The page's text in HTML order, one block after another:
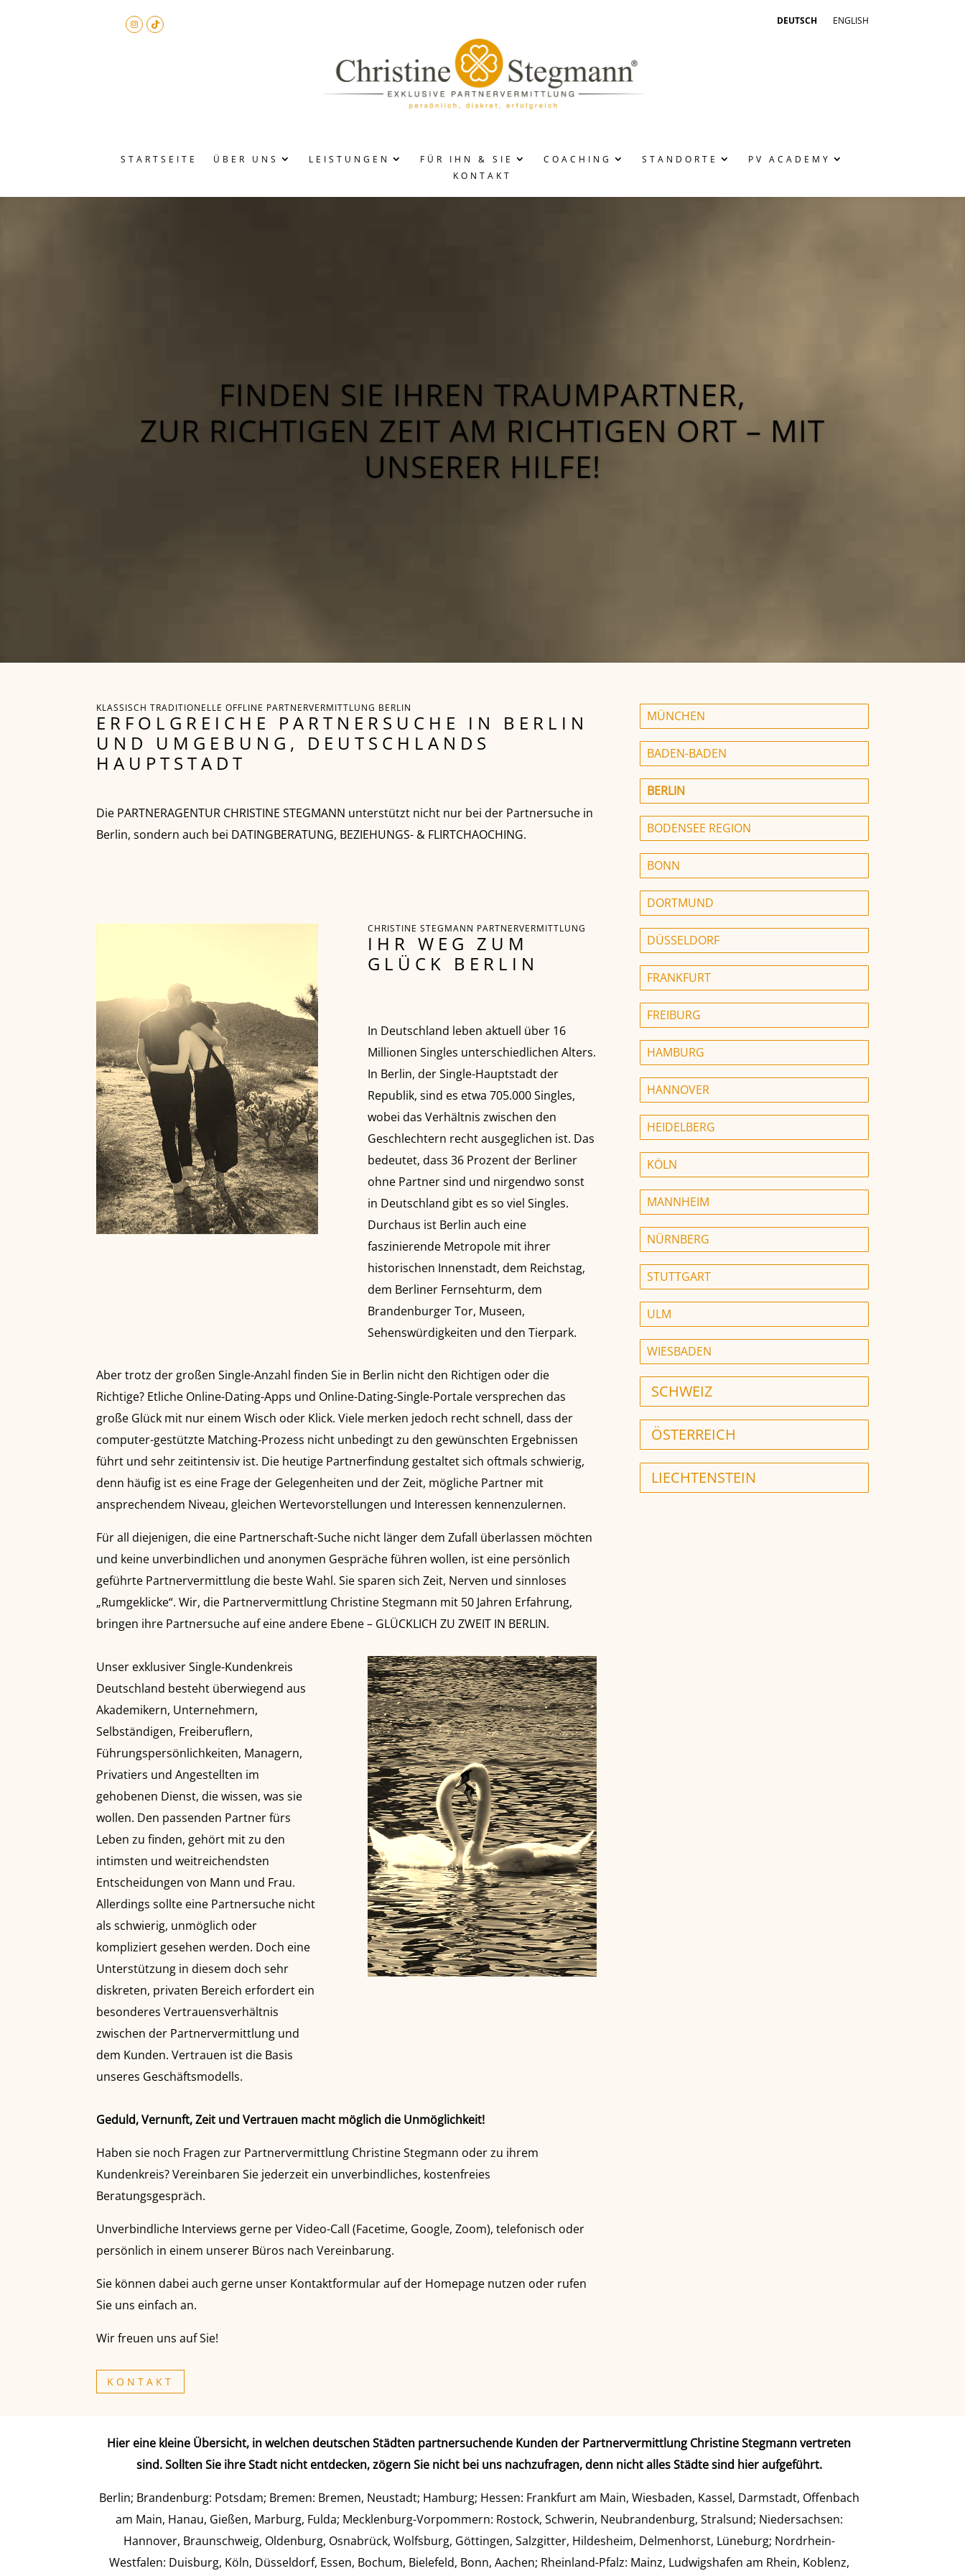
ENGLISH
DEUTSCH
STARTSEITE ÜBER UNS LEISTUNGEN FÜR IHN & SIE COACHING STANDORTE
PV ACADEMY
KONTAKT
FINDEN SIE IHREN TRAUMPARTNER,
ZUR RICHTIGEN ZEIT AM RICHTIGEN ORT – MIT
UNSERER HILFE!
KLASSISCH TRADITIONELLE OFFLINE PARTNERVERMITTLUNG BERLIN
ERFOLGREICHE PARTNERSUCHE IN BERLIN
UND UMGEBUNG, DEUTSCHLANDS
HAUPTSTADT
Die PARTNERAGENTUR CHRISTINE STEGMANN unterstützt nicht nur bei der Partnersuche in
Berlin, sondern auch bei DATINGBERATUNG, BEZIEHUNGS- & FLIRTCHAOCHING.
CHRISTINE STEGMANN PARTNERVERMITTLUNG
IHR WEG ZUM
GLÜCK BERLIN
In Deutschland leben aktuell über 16
Millionen Singles unterschiedlichen Alters.
In Berlin, der Single-Hauptstadt der
Republik, sind es etwa 705.000 Singles,
wobei das Verhältnis zwischen den
Geschlechtern recht ausgeglichen ist. Das
bedeutet, dass 36 Prozent der Berliner
ohne Partner sind und nirgendwo sonst
in Deutschland gibt es so viel Singles.
Durchaus ist Berlin auch eine
faszinierende Metropole mit ihrer
historischen Innenstadt, dem Reichstag,
dem Berliner Fernsehturm, dem
Brandenburger Tor, Museen,
Sehenswürdigkeiten und den Tierpark.
Aber trotz der großen Single-Anzahl finden Sie in Berlin nicht den Richtigen oder die
Richtige? Etliche Online-Dating-Apps und Online-Dating-Single-Portale versprechen das
große Glück mit nur einem Wisch oder Klick. Viele merken jedoch recht schnell, dass der
computer-gestützte Matching-Prozess nicht unbedingt zu den gewünschten Ergebnissen
führt und sehr zeitintensiv ist. Die heutige Partnerfindung gestaltet sich oftmals schwierig,
denn häufig ist es eine Frage der Gelegenheiten und der Zeit, mögliche Partner mit
ansprechendem Niveau, gleichen Wertevorstellungen und Interessen kennenzulernen.
Für all diejenigen, die eine Partnerschaft-Suche nicht länger dem Zufall überlassen möchten
und keine unverbindlichen und anonymen Gespräche führen wollen, ist eine persönlich
geführte Partnervermittlung die beste Wahl. Sie sparen sich Zeit, Nerven und sinnloses
„Rumgeklicke“. Wir, die Partnervermittlung Christine Stegmann mit 50 Jahren Erfahrung,
bringen ihre Partnersuche auf eine andere Ebene – GLÜCKLICH ZU ZWEIT IN BERLIN.
Unser exklusiver Single-Kundenkreis
Deutschland besteht überwiegend aus
Akademikern, Unternehmern,
Selbständigen, Freiberuflern,
Führungspersönlichkeiten, Managern,
Privatiers und Angestellten im
gehobenen Dienst, die wissen, was sie
wollen. Den passenden Partner fürs
Leben zu finden, gehört mit zu den
intimsten und weitreichendsten
Entscheidungen von Mann und Frau.
Allerdings sollte eine Partnersuche nicht
als schwierig, unmöglich oder
kompliziert gesehen werden. Doch eine
Unterstützung in diesem doch sehr
diskreten, privaten Bereich erfordert ein
besonderes Vertrauensverhältnis
zwischen der Partnervermittlung und
dem Kunden. Vertrauen ist die Basis
unseres Geschäftsmodells.
Geduld, Vernunft, Zeit und Vertrauen macht möglich die Unmöglichkeit!
Haben sie noch Fragen zur Partnervermittlung Christine Stegmann oder zu ihrem
Kundenkreis? Vereinbaren Sie jederzeit ein unverbindliches, kostenfreies
Beratungsgespräch.
Unverbindliche Interviews gerne per Video-Call (Facetime, Google, Zoom), telefonisch oder
persönlich in einem unserer Büros nach Vereinbarung.
Sie können dabei auch gerne unser Kontaktformular auf der Homepage nutzen oder rufen
Sie uns einfach an.
Wir freuen uns auf Sie!
KONTAKT
MÜNCHEN
BADEN-BADEN
BERLIN
BODENSEE REGION
BONN
DORTMUND
DÜSSELDORF
FRANKFURT
FREIBURG
HAMBURG
HANNOVER
HEIDELBERG
KÖLN
MANNHEIM
NÜRNBERG
STUTTGART
ULM
WIESBADEN
SCHWEIZ
ÖSTERREICH
LIECHTENSTEIN
Hier eine kleine Übersicht, in welchen deutschen Städten partnersuchende Kunden der Partnervermittlung Christine Stegmann vertreten
sind. Sollten Sie ihre Stadt nicht entdecken, zögern Sie nicht bei uns nachzufragen, denn nicht alles Städte sind hier aufgeführt.
Berlin; Brandenburg: Potsdam; Bremen: Bremen, Neustadt; Hamburg; Hessen: Frankfurt am Main, Wiesbaden, Kassel, Darmstadt, Offenbach
am Main, Hanau, Gießen, Marburg, Fulda; Mecklenburg-Vorpommern: Rostock, Schwerin, Neubrandenburg, Stralsund; Niedersachsen:
Hannover, Braunschweig, Oldenburg, Osnabrück, Wolfsburg, Göttingen, Salzgitter, Hildesheim, Delmenhorst, Lüneburg; Nordrhein-
Westfalen: Duisburg, Köln, Düsseldorf, Essen, Bochum, Bielefeld, Bonn, Aachen; Rheinland-Pfalz: Mainz, Ludwigshafen am Rhein, Koblenz,